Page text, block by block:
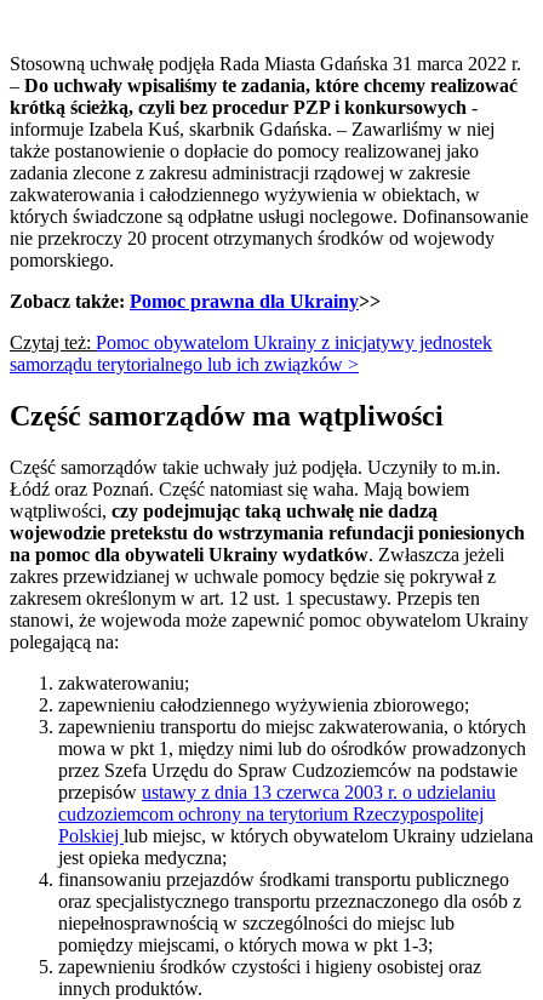
Stosowną uchwałę podjęła Rada Miasta Gdańska 31 marca 2022 r.
– Do uchwały wpisaliśmy te zadania, które chcemy realizować
krótką ścieżką, czyli bez procedur PZP i konkursowych -
informuje Izabela Kuś, skarbnik Gdańska. – Zawarliśmy w niej
także postanowienie o dopłacie do pomocy realizowanej jako
zadania zlecone z zakresu administracji rządowej w zakresie
zakwaterowania i całodziennego wyżywienia w obiektach, w
których świadczone są odpłatne usługi noclegowe. Dofinansowanie
nie przekroczy 20 procent otrzymanych środków od wojewody
pomorskiego.
Zobacz także: Pomoc prawna dla Ukrainy>>
Czytaj też: Pomoc obywatelom Ukrainy z inicjatywy jednostek
samorządu terytorialnego lub ich związków >
Część samorządów ma wątpliwości
Część samorządów takie uchwały już podjęła. Uczyniły to m.in.
Łódź oraz Poznań. Część natomiast się waha. Mają bowiem
wątpliwości, czy podejmując taką uchwałę nie dadzą
wojewodzie pretekstu do wstrzymania refundacji poniesionych
na pomoc dla obywateli Ukrainy wydatków. Zwłaszcza jeżeli
zakres przewidzianej w uchwale pomocy będzie się pokrywał z
zakresem określonym w art. 12 ust. 1 specustawy. Przepis ten
stanowi, że wojewoda może zapewnić pomoc obywatelom Ukrainy
polegającą na:
zakwaterowaniu;
zapewnieniu całodziennego wyżywienia zbiorowego;
zapewnieniu transportu do miejsc zakwaterowania, o których
mowa w pkt 1, między nimi lub do ośrodków prowadzonych
przez Szefa Urzędu do Spraw Cudzoziemców na podstawie
przepisów ustawy z dnia 13 czerwca 2003 r. o udzielaniu
cudzoziemcom ochrony na terytorium Rzeczypospolitej
Polskiej lub miejsc, w których obywatelom Ukrainy udzielana
jest opieka medyczna;
finansowaniu przejazdów środkami transportu publicznego
oraz specjalistycznego transportu przeznaczonego dla osób z
niepełnosprawnością w szczególności do miejsc lub
pomiędzy miejscami, o których mowa w pkt 1-3;
zapewnieniu środków czystości i higieny osobistej oraz
innych produktów.